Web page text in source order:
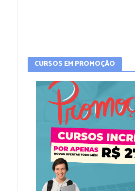
CURSOS EM PROMOÇÃO